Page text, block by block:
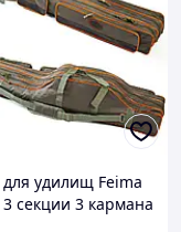
для удилищ Feima
секции 3 кармана